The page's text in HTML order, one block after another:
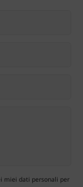
miei dati personali per